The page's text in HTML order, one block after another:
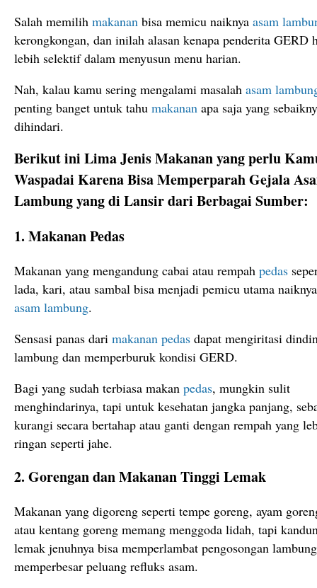
Salah memilih makanan bisa memicu naiknya asam
kerongkongan, dan inilah alasan kenapa penderita GERD
lebih selektif dalam menyusun menu harian.
Nah, kalau kamu sering mengalami masalah asam
penting banget untuk tahu makanan apa saja yang
dihindari.
Berikut ini Lima Jenis Makanan yang perlu
Waspadai Karena Bisa Memperparah Gejala
Lambung yang di Lansir dari Berbagai Sumber:
1. Makanan Pedas
Makanan yang mengandung cabai atau rempah pedas
lada, kari, atau sambal bisa menjadi pemicu utama naiknya
asam lambung.
Sensasi panas dari makanan pedas dapat mengiritasi
lambung dan memperburuk kondisi GERD.
Bagi yang sudah terbiasa makan pedas, mungkin sulit
menghindarinya, tapi untuk kesehatan jangka panjang,
kurangi secara bertahap atau ganti dengan rempah yang
ringan seperti jahe.
2. Gorengan dan Makanan Tinggi Lemak
Makanan yang digoreng seperti tempe goreng, ayam
atau kentang goreng memang menggoda lidah, tapi
lemak jenuhnya bisa memperlambat pengosongan
memperbesar peluang refluks asam.